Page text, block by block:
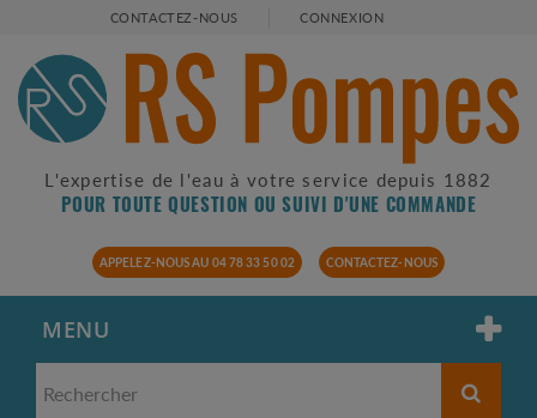
CONTACTEZ-NOUS CONNEXION
L'expertise de l'eau à votre service depuis 1882
POUR TOUTE QUESTION OU SUIVI D'UNE COMMANDE
APPELEZ-NOUS AU 04 78 33 50 02 CONTACTEZ-NOUS
MENU